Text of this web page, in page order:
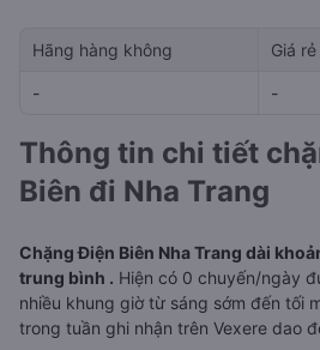
Hãng hàng không Giá
- -
Thông tin chi tiết
Biên đi Nha Trang
Chặng Điện Biên Nha Trang dài
trung bình . Hiện có 0 chuyến/ngày
nhiều khung giờ từ sáng sớm đến tối
trong tuần ghi nhận trên Vexere dao